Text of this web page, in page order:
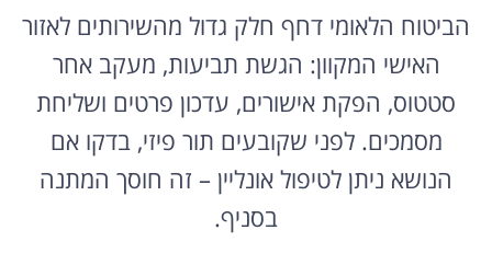
הביטוח הלאומי דחף חלק גדול מהשירותים לאזור
האישי המקוון: הגשת תביעות, מעקב אחר
סטטוס, הפקת אישורים, עדכון פרטים ושליחת
מסמכים. לפני שקובעים תור פיזי, בדקו אם
הנושא ניתן לטיפול אונליין – זה חוסך המתנה
בסניף.